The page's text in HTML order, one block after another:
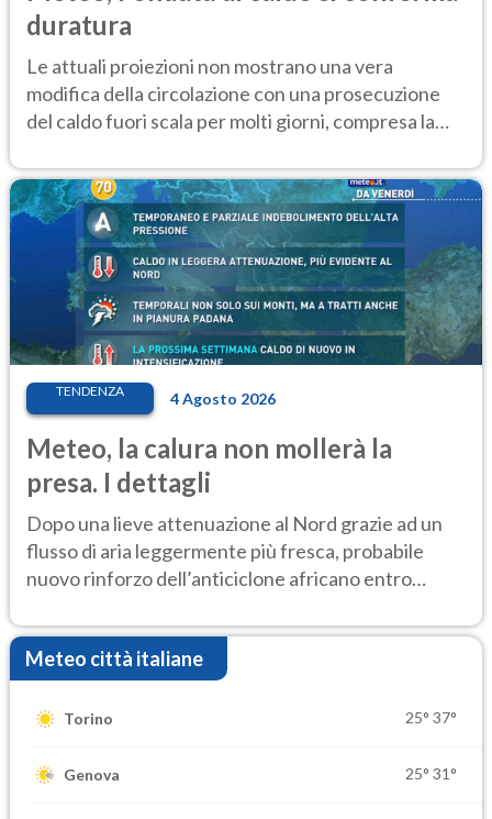
duratura
Le attuali proiezioni non mostrano una vera
modifica della circolazione con una prosecuzione
del caldo fuori scala per molti giorni, compresa la
TENDENZA 4 Agosto 2026
Meteo, la calura non mollerà la
presa. I dettagli
Dopo una lieve attenuazione al Nord grazie ad un
flusso di aria leggermente più fresca, probabile
nuovo rinforzo dell’anticiclone africano entro
Meteo città italiane
Torino 25° 37°
Genova 25° 31°